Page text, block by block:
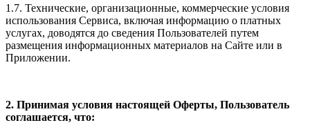
1.7. Технические, организационные, коммерческие условия
использования Сервиса, включая информацию о платных
услугах, доводятся до сведения Пользователей путем
размещения информационных материалов на Сайте или в
Приложении.
2. Принимая условия настоящей Оферты, Пользователь
соглашается, что: